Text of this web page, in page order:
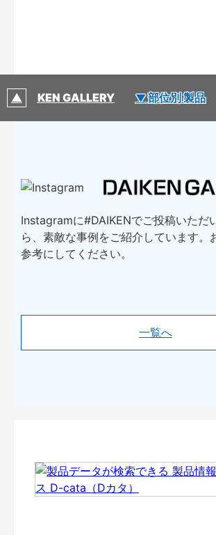
DAIKEN GALLERY 部位別 製品
Instagramに#DAIKENでご投稿いただ
ら、素敵な事例をご紹介しています。
参考にしてください。
一覧へ